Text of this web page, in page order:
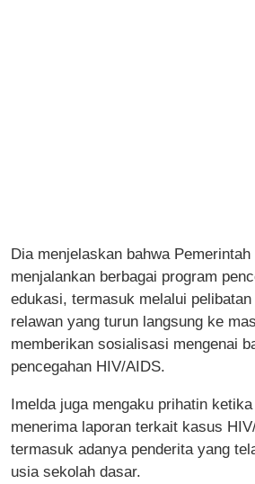
Dia menjelaskan bahwa
menjalankan berbagai program
edukasi, termasuk melalui
relawan yang turun langsung ke
memberikan sosialisasi mengenai
pencegahan HIV/AIDS.
Imelda juga mengaku prihatin
menerima laporan terkait kasus
termasuk adanya penderita yang
usia sekolah dasar.